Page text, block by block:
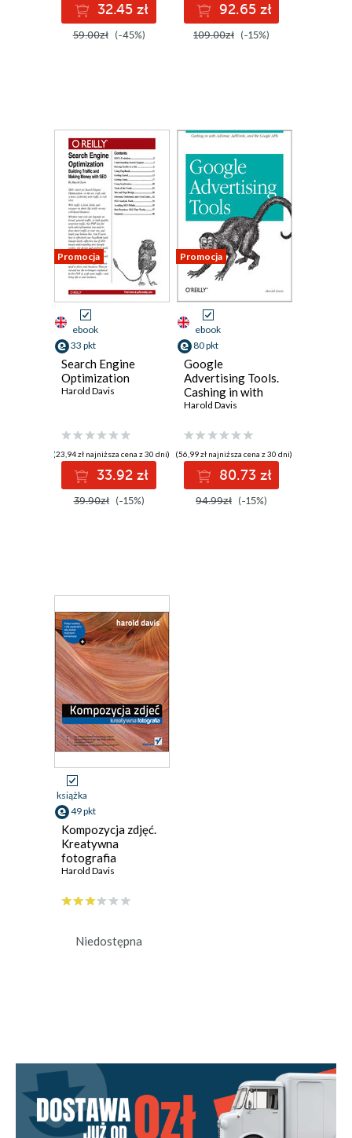
32.45 zł
59.00zł (-45%)
92.65 zł
109.00zł (-15%)
Promocja
ebook
33 pkt
Search Engine
Optimization
Harold Davis
(23,94 zł najniższa cena z 30 dni)
33.92 zł
39.90zł (-15%)
Promocja
ebook
80 pkt
Google
Advertising Tools.
Cashing in with
AdSense,
Google APIs
Harold Davis
(56,99 zł najniższa cena z 30 dni)
80.73 zł
94.99zł (-15%)
książka
49 pkt
Kompozycja zdjęć.
Kreatywna
fotografia
Harold Davis
Niedostępna